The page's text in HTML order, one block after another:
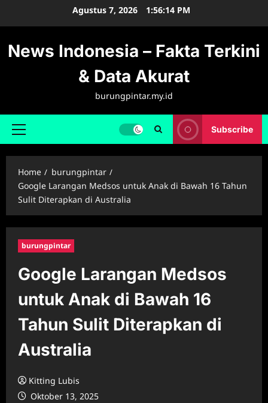
Agustus 7, 2026 1:56:15 PM
News Indonesia – Fakta Terkini
& Data Akurat
burungpintar.my.id
Primary
Subscribe
Home
burungpintar
Google Larangan Medsos untuk Anak di Bawah 16 Tahun
Sulit Diterapkan di Australia
burungpintar
Google Larangan Medsos
untuk Anak di Bawah 16
Tahun Sulit Diterapkan di
Australia
Kitting Lubis
Oktober 13, 2025